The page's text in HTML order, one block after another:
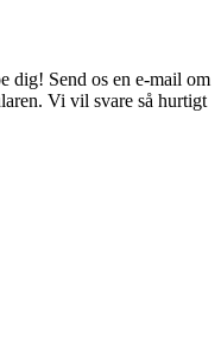
dig! Send os en e-mail om
Vi vil svare så hurtigt